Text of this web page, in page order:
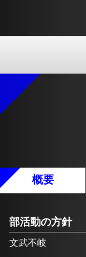
概要
部活動の方針
文武不岐